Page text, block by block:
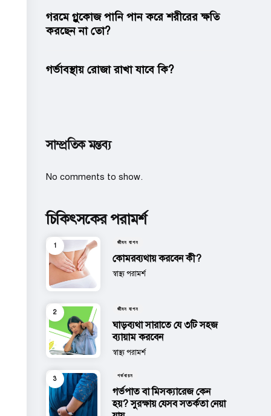
গরমে গ্লুকোজ পানি পান করে শরীরের ক্ষতি
করছেন না তো?
গর্ভাবস্থায় রোজা রাখা যাবে কি?
সাম্প্রতিক মন্তব্য
No comments to show.
চিকিৎসকের পরামর্শ
জীবন যাপন
কোমরব্যথায় করবেন কী?
Posted
স্বাস্থ্য পরামর্শ
জীবন যাপন
ঘাড়ব্যথা সারাতে যে ৩টি সহজ
ব্যায়াম করবেন
Posted
স্বাস্থ্য পরামর্শ
গর্ভধারন
গর্ভপাত বা মিসক্যারেজ কেন
হয়? সুরক্ষায় যেসব সতর্কতা নেয়া